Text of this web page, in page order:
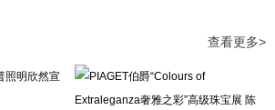
配音特辑 欢乐声线鲜活塑造凡人八仙
人变美指南来了 国医少年团解锁中医
查看更多>